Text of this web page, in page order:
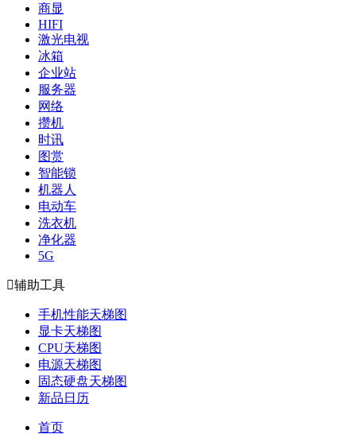
商显
HIFI
激光电视
冰箱
企业站
服务器
网络
攒机
时讯
图赏
智能锁
机器人
电动车
洗衣机
净化器
5G
辅助工具
手机性能天梯图
显卡天梯图
CPU天梯图
电源天梯图
固态硬盘天梯图
新品日历
首页